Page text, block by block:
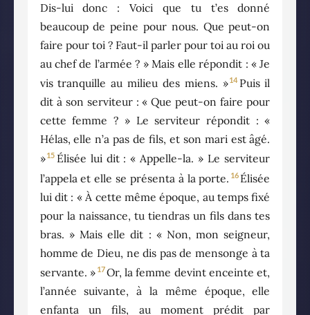
Dis-lui donc : Voici que tu t’es donné
beaucoup de peine pour nous. Que peut-on
faire pour toi ? Faut-il parler pour toi au roi ou
au chef de l’armée ? » Mais elle répondit : « Je
vis tranquille au milieu des miens. »14 Puis il
dit à son serviteur : « Que peut-on faire pour
cette femme ? » Le serviteur répondit : «
Hélas, elle n’a pas de fils, et son mari est âgé.
»15 Élisée lui dit : « Appelle-la. » Le serviteur
l’appela et elle se présenta à la porte. 16 Élisée
lui dit : « À cette même époque, au temps fixé
pour la naissance, tu tiendras un fils dans tes
bras. » Mais elle dit : « Non, mon seigneur,
homme de Dieu, ne dis pas de mensonge à ta
servante. » 17Or, la femme devint enceinte et,
l’année suivante, à la même époque, elle
enfanta un fils, au moment prédit par